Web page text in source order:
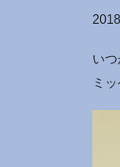
いつ
ミ